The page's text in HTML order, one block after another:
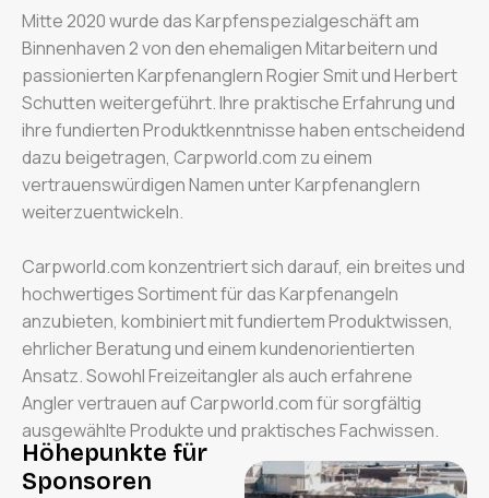
Mitte 2020 wurde das Karpfenspezialgeschäft am
Binnenhaven 2 von den ehemaligen Mitarbeitern und
passionierten Karpfenanglern Rogier Smit und Herbert
Schutten weitergeführt. Ihre praktische Erfahrung und
ihre fundierten Produktkenntnisse haben entscheidend
dazu beigetragen, Carpworld.com zu einem
vertrauenswürdigen Namen unter Karpfenanglern
weiterzuentwickeln.
Carpworld.com konzentriert sich darauf, ein breites und
hochwertiges Sortiment für das Karpfenangeln
anzubieten, kombiniert mit fundiertem Produktwissen,
ehrlicher Beratung und einem kundenorientierten
Ansatz. Sowohl Freizeitangler als auch erfahrene
Angler vertrauen auf Carpworld.com für sorgfältig
ausgewählte Produkte und praktisches Fachwissen.
Höhepunkte für
Sponsoren